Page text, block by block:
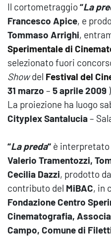
Il cortometraggio“La
Francesco Apice, e
Tommaso Arrighi,
Sperimentale di
selezionato fuori
Showdel Festival del
31 marzo – 5 aprile 2009
La proiezione ha luogo
Cityplex Santalucia–
“La preda“ è interpretato
Valerio Tramentozzi,
Cecilia Dazzi, prodotto da
contributo del MiBAC, in
Fondazione Centro
Cinematografia,
Campo, Comune di